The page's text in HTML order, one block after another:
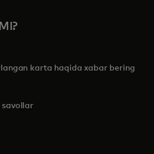
karta haqida xabar bering
savollar